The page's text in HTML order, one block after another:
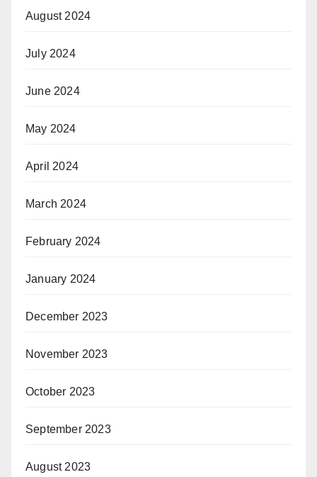
August 2024
July 2024
June 2024
May 2024
April 2024
March 2024
February 2024
January 2024
December 2023
November 2023
October 2023
September 2023
August 2023